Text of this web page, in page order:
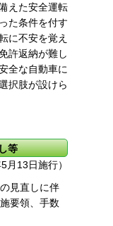
えた安全運転
た条件を付す
に不安を覚え
許返納が難し
全な自動車に
択肢が設けら
等
月13日施行）
見直しに伴
要領、手数